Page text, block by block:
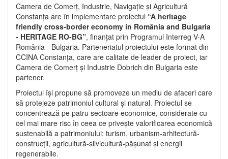
Camera de Comerț, Industrie, Navigație și Agricultură
Constanța are în implementare proiectul “A heritage
friendly cross-border economy in România and Bulgaria
- HERITAGE RO-BG”, finanțat prin Programul Interreg V-A
România - Bulgaria. Parteneriatul proiectului este format din
CCINA Constanța, care are calitate de leader de proiect, iar
Camera de Comerț și Industrie Dobrich din Bulgaria este
partener.
Proiectul își propune să promoveze un mediu de afaceri care
să protejeze patrimoniul cultural și natural. Proiectul se
concentrează pe patru sectoare economice, considerate cu
cel mai mare risc în ceea ce privește valorificarea economică
sustenabilă a patrimoniului: turism, urbanism-arhitectură-
construcții, agricultură-silvicultură-pășunat și energii
regenerabile.